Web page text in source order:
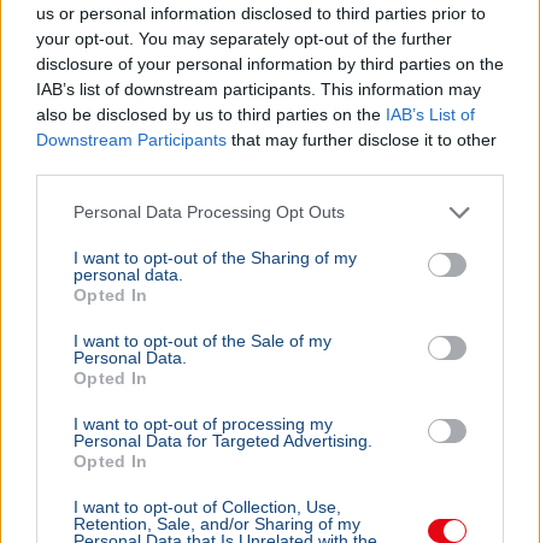
us or personal information disclosed to third parties prior to
your opt-out. You may separately opt-out of the further
disclosure of your personal information by third parties on the
IAB’s list of downstream participants. This information may
also be disclosed by us to third parties on the IAB’s List of
Downstream Participants that may further disclose it to other
Personal Data Processing Opt Outs
I want to opt-out of the Sharing of my
personal data.
Opted In
I want to opt-out of the Sale of my
Personal Data.
Opted In
I want to opt-out of processing my
Personal Data for Targeted Advertising.
Opted In
I want to opt-out of Collection, Use,
Retention, Sale, and/or Sharing of my
BELFÖLD 2026. augusztus 7.
Most első ízben szólhatnak bele az utasok a
Belgrád-vonal menetrendjébe
Vitézy Dávid társadalmi egyeztetést indított a